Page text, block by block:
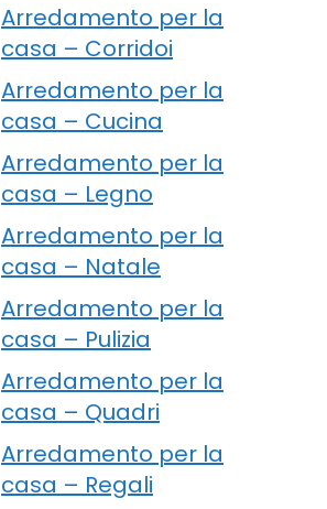
Arredamento per la
casa – Corridoi
Arredamento per la
casa – Cucina
Arredamento per la
casa – Legno
Arredamento per la
casa – Natale
Arredamento per la
casa – Pulizia
Arredamento per la
casa – Quadri
Arredamento per la
casa – Regali